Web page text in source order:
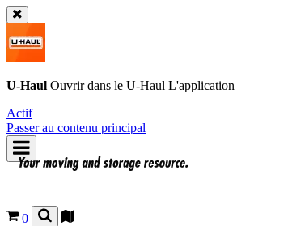
U-Haul Ouvrir dans le U-Haul L'application
Actif
Passer au contenu principal
0